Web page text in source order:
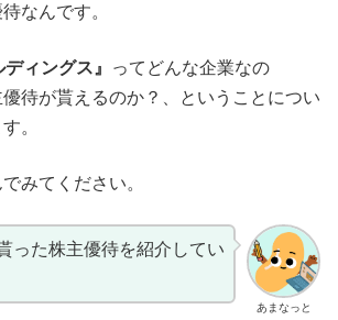
なんです。
ィングス』
ってどんな企業なの
待が貰えるのか？、ということについ
。
みてください。
あまなっと
った株主優待を紹介してい